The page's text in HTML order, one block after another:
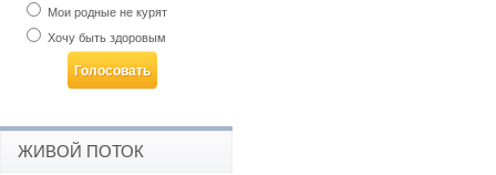
Мои родные не курят
Хочу быть здоровым
ЖИВОЙ ПОТОК